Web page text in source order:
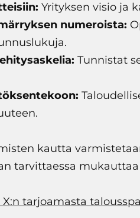
Yrityksen visio ja
numeroista:
Tunnistat
kautta
tarvittaessa
tarjoamasta